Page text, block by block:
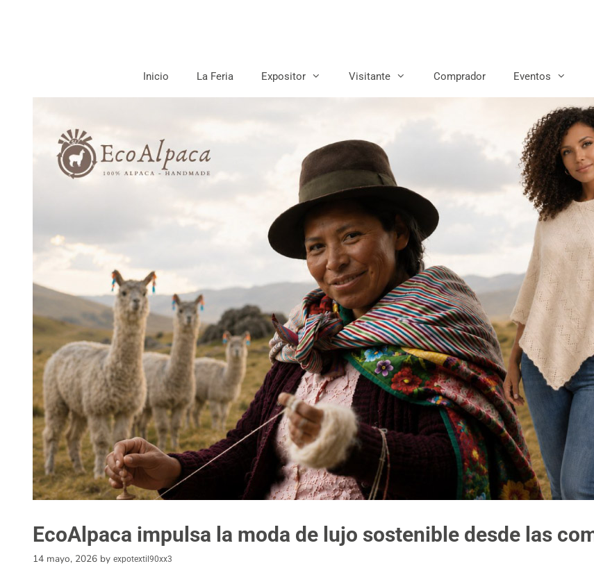
Inicio La Feria Expositor Visitante Comprador Eventos
EcoAlpaca impulsa la moda de lujo sostenible desde las
14 mayo, 2026 by expotextil90xx3